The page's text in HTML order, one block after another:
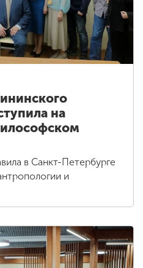
на
в Санкт-Петербурге
и